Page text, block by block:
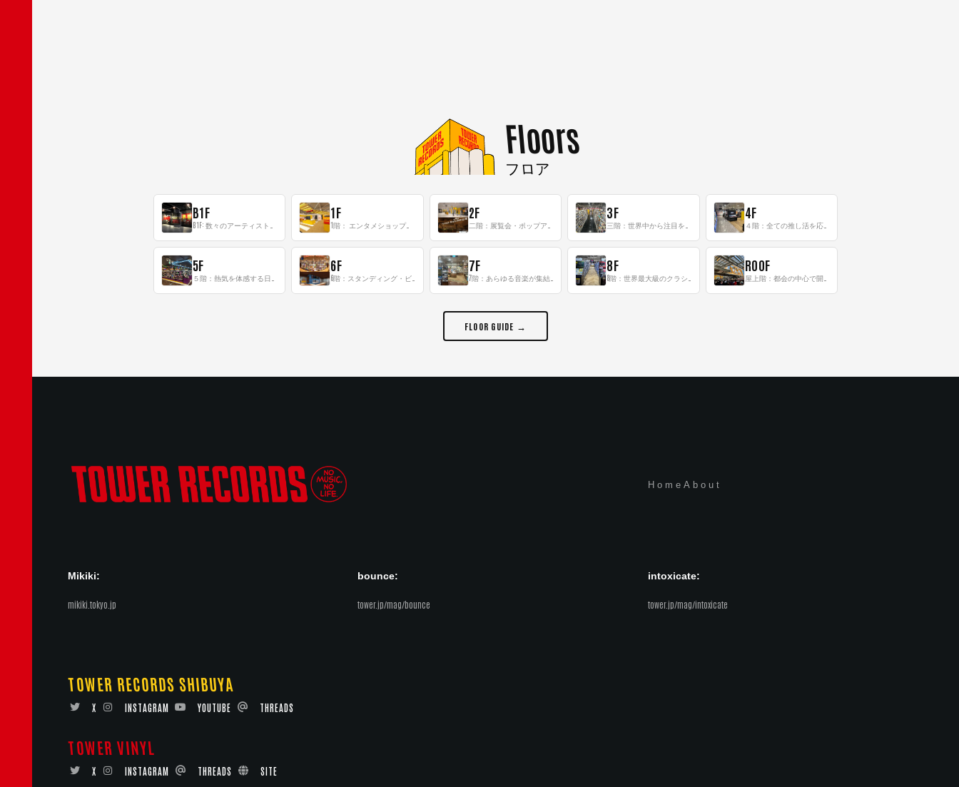
Floors
フロア
B1F 1F
1階： エンタメショップならではのイマーシブ空間
2F 3F 4F
４階：全ての推し活を応援するフロア！
5F 6F 7F
7階：あらゆる音楽が集結する最多ジャンルフロア！
8F ROOF
FLOOR GUIDE →
Home About
Mikiki:
mikiki.tokyo.jp
bounce:
tower.jp/mag/bounce
intoxicate:
tower.jp/mag/intoxicate
TOWER RECORDS SHIBUYA
X INSTAGRAM YOUTUBE THREADS
TOWER VINYL
X INSTAGRAM THREADS SITE